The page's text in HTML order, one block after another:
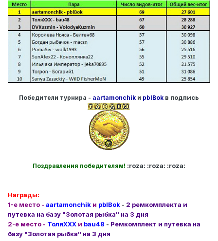
Победители турнира - aartamonchik и pblBok в подпись
Поздравления победителям! :roza: :roza: :roza:
Награды:
1-е место - aartamonchik и pblBok - 2 ремкомплекта и
путевка на базу "Золотая рыбка" на 3 дня
2-е место - ТоляХХХ и bau48 - Ремкомплект и путевка на
базу "Золотая рыбка" на 3 дня